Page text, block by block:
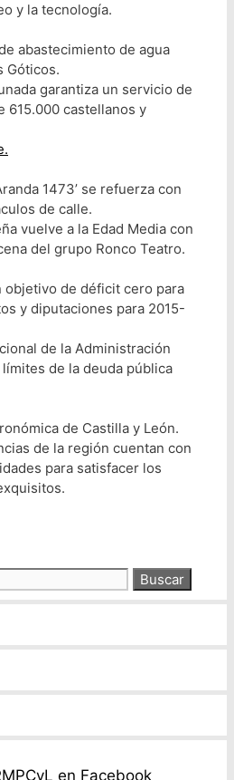
y la tecnología.
abastecimiento de agua
Góticos.
garantiza un servicio de
615.000 castellanos y
1473’ se refuerza con
de calle.
vuelve a la Edad Media con
del grupo Ronco Teatro.
objetivo de déficit cero para
y diputaciones para 2015-
de la Administración
de la deuda pública
de Castilla y León.
de la región cuentan con
para satisfacer los